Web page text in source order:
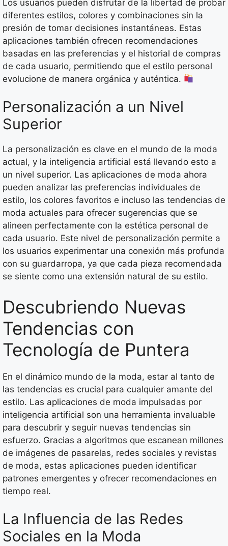
Los usuarios pueden disfrutar de la libertad de probar
diferentes estilos, colores y combinaciones sin la
presión de tomar decisiones instantáneas. Estas
aplicaciones también ofrecen recomendaciones
basadas en las preferencias y el historial de compras
de cada usuario, permitiendo que el estilo personal
evolucione de manera orgánica y auténtica.
Personalización a un Nivel
Superior
La personalización es clave en el mundo de la moda
actual, y la inteligencia artificial está llevando esto a
un nivel superior. Las aplicaciones de moda ahora
pueden analizar las preferencias individuales de
estilo, los colores favoritos e incluso las tendencias de
moda actuales para ofrecer sugerencias que se
alineen perfectamente con la estética personal de
cada usuario. Este nivel de personalización permite a
los usuarios experimentar una conexión más profunda
con su guardarropa, ya que cada pieza recomendada
se siente como una extensión natural de su estilo.
Descubriendo Nuevas
Tendencias con
Tecnología de Puntera
En el dinámico mundo de la moda, estar al tanto de
las tendencias es crucial para cualquier amante del
estilo. Las aplicaciones de moda impulsadas por
inteligencia artificial son una herramienta invaluable
para descubrir y seguir nuevas tendencias sin
esfuerzo. Gracias a algoritmos que escanean millones
de imágenes de pasarelas, redes sociales y revistas
de moda, estas aplicaciones pueden identificar
patrones emergentes y ofrecer recomendaciones en
tiempo real.
La Influencia de las Redes
Sociales en la Moda